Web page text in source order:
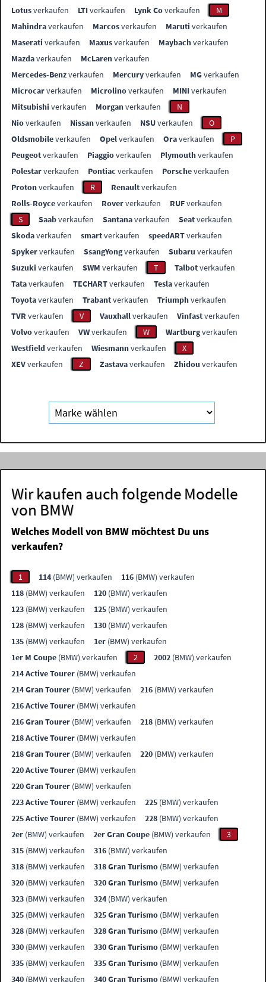
Lotusverkaufen LTIverkaufen Lynk Coverkaufen
M
Mahindraverkaufen Marcosverkaufen Maruti verkaufen
Maserati verkaufen Maxusverkaufen Maybachverkaufen
Mazdaverkaufen McLarenverkaufen
Mercedes-Benzverkaufen Mercuryverkaufen MGverkaufen
Microcarverkaufen Microlinoverkaufen MINIverkaufen
Mitsubishi verkaufen Morganverkaufen
N
Nioverkaufen Nissanverkaufen NSUverkaufen
O
Oldsmobileverkaufen Opelverkaufen Oraverkaufen
P
Peugeotverkaufen Piaggioverkaufen Plymouthverkaufen
Polestarverkaufen Pontiac verkaufen Porscheverkaufen
Protonverkaufen R Renaultverkaufen
Rolls-Royceverkaufen Roververkaufen RUFverkaufen
S
Saabverkaufen Santanaverkaufen Seatverkaufen
Skodaverkaufen smartverkaufen speedARTverkaufen
Spykerverkaufen SsangYongverkaufen Subaru verkaufen
Suzuki verkaufen SWM verkaufen T Talbotverkaufen
Tataverkaufen TECHARTverkaufen Teslaverkaufen
Toyotaverkaufen Trabantverkaufen Triumphverkaufen
TVR verkaufen V Vauxhallverkaufen Vinfastverkaufen
Volvoverkaufen VWverkaufen W Wartburgverkaufen
Westfieldverkaufen Wiesmannverkaufen
X
XEVverkaufen Z Zastavaverkaufen Zhidou verkaufen
Wir kaufen auch folgende Modelle
von BMW
Welches Modell von BMW möchtest Du uns
verkaufen?
1 114 (BMW) verkaufen 116 (BMW) verkaufen
118 (BMW) verkaufen 120 (BMW) verkaufen
123 (BMW) verkaufen 125 (BMW) verkaufen
128 (BMW) verkaufen 130 (BMW) verkaufen
135 (BMW) verkaufen 1er (BMW) verkaufen
1er M Coupe (BMW) verkaufen 2 2002 (BMW) verkaufen
214 Active Tourer (BMW) verkaufen
214 Gran Tourer (BMW) verkaufen 216 (BMW) verkaufen
216 Active Tourer (BMW) verkaufen
216 Gran Tourer (BMW) verkaufen 218 (BMW) verkaufen
218 Active Tourer (BMW) verkaufen
218 Gran Tourer (BMW) verkaufen 220 (BMW) verkaufen
220 Active Tourer (BMW) verkaufen
220 Gran Tourer (BMW) verkaufen
223 Active Tourer (BMW) verkaufen 225 (BMW) verkaufen
225 Active Tourer (BMW) verkaufen 228 (BMW) verkaufen
2er (BMW) verkaufen 2er Gran Coupe (BMW) verkaufen
3
315 (BMW) verkaufen 316 (BMW) verkaufen
318 (BMW) verkaufen 318 Gran Turismo (BMW) verkaufen
320 (BMW) verkaufen 320 Gran Turismo (BMW) verkaufen
323 (BMW) verkaufen 324 (BMW) verkaufen
325 (BMW) verkaufen 325 Gran Turismo (BMW) verkaufen
328 (BMW) verkaufen 328 Gran Turismo (BMW) verkaufen
330 (BMW) verkaufen 330 Gran Turismo (BMW) verkaufen
335 (BMW) verkaufen 335 Gran Turismo (BMW) verkaufen
340 (BMW) verkaufen 340 Gran Turismo (BMW) verkaufen